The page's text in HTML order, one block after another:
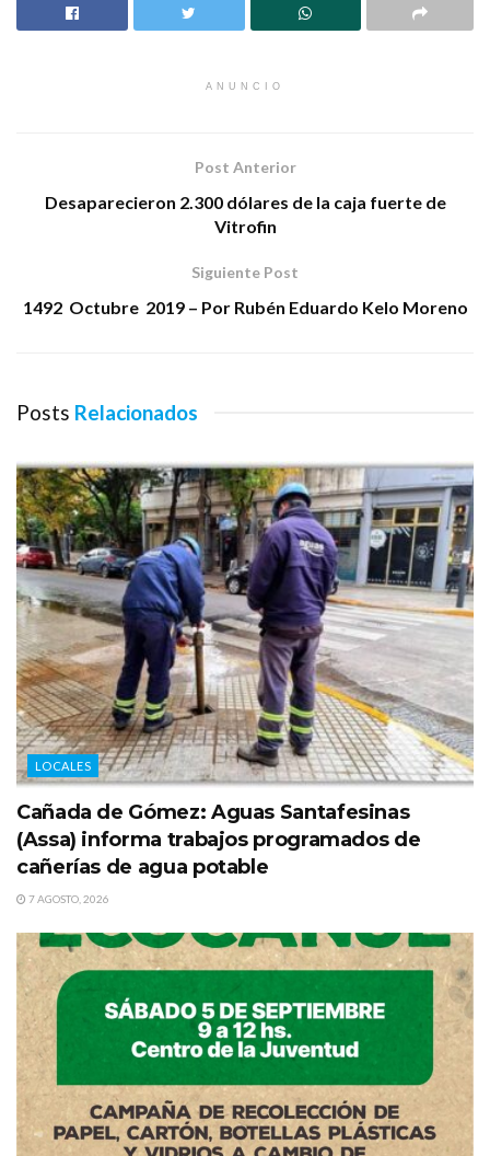
ANUNCIO
Post Anterior
Desaparecieron 2.300 dólares de la caja fuerte de
Vitrofin
Siguiente Post
1492 Octubre 2019 – Por Rubén Eduardo Kelo Moreno
Posts Relacionados
LOCALES
Cañada de Gómez: Aguas Santafesinas
(Assa) informa trabajos programados de
cañerías de agua potable
7 AGOSTO, 2026